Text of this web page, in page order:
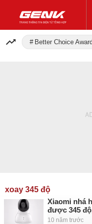
Better Choice
xoay 345 độ
Xiaomi nhá
được 345
10 năm trước